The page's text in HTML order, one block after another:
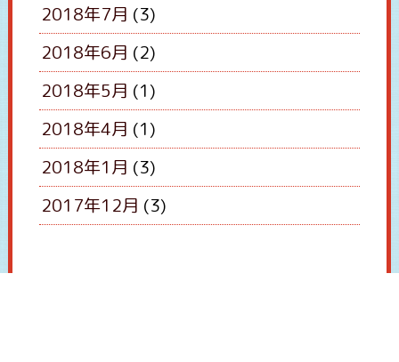
2018年7月 (3)
2018年6月 (2)
2018年5月 (1)
2018年4月 (1)
2018年1月 (3)
2017年12月 (3)